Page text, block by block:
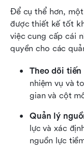
Để cụ thể hơn,
được thiết kế tốt
việc cung cấp cái
quyền cho các
Theo dõi tiến
nhiệm vụ và
gian và cột
Quản lý
lực và xác
nguồn lực